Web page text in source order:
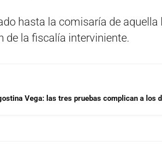
hasta la comisaría de aquella
de la fiscalía interviniente.
Vega: las tres pruebas complican a los